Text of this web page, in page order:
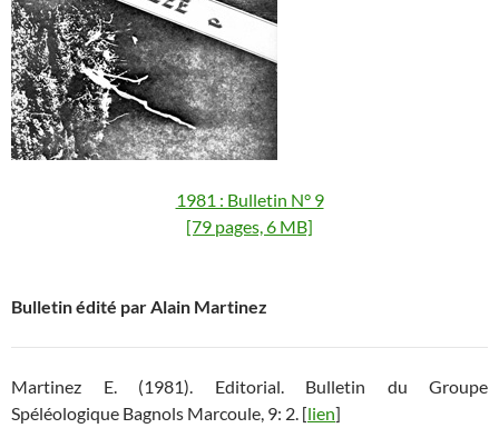
1981 : Bulletin N° 9
[79 pages, 6 MB]
Bulletin édité par Alain Martinez
Martinez E. (1981). Editorial. Bulletin du Groupe
Spéléologique Bagnols Marcoule, 9: 2. [lien]